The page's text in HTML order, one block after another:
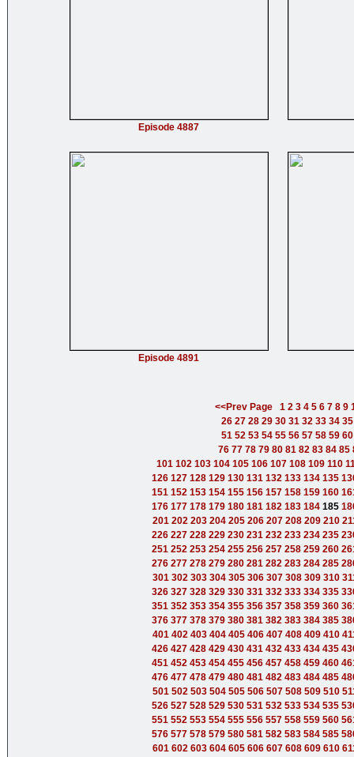
Episode 4887
Episode 4891
<<Prev Page 1 2 3 4 5 6 7 8 9
26 27 28 29 30 31 32 33 34 35
51 52 53 54 55 56 57 58 59 60
76 77 78 79 80 81 82 83 84 85
101 102 103 104 105 106 107 108 109 110
126 127 128 129 130 131 132 133 134 135
151 152 153 154 155 156 157 158 159 160
176 177 178 179 180 181 182 183 184 185
201 202 203 204 205 206 207 208 209 210
226 227 228 229 230 231 232 233 234 235
251 252 253 254 255 256 257 258 259 260
276 277 278 279 280 281 282 283 284 285
301 302 303 304 305 306 307 308 309 310
326 327 328 329 330 331 332 333 334 335
351 352 353 354 355 356 357 358 359 360
376 377 378 379 380 381 382 383 384 385
401 402 403 404 405 406 407 408 409 410
426 427 428 429 430 431 432 433 434 435
451 452 453 454 455 456 457 458 459 460
476 477 478 479 480 481 482 483 484 485
501 502 503 504 505 506 507 508 509 510
526 527 528 529 530 531 532 533 534 535
551 552 553 554 555 556 557 558 559 560
576 577 578 579 580 581 582 583 584 585
601 602 603 604 605 606 607 608 609 610